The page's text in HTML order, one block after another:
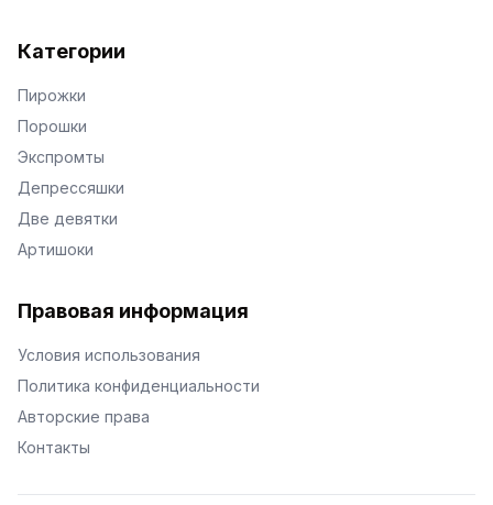
Категории
Пирожки
Порошки
Экспромты
Депрессяшки
Две девятки
Артишоки
Правовая информация
Условия использования
Политика конфиденциальности
Авторские права
Контакты